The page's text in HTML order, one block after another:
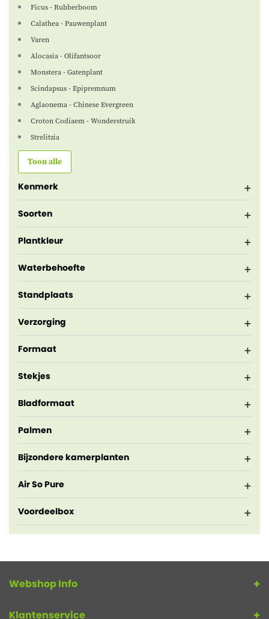
Ficus - Rubberboom
Calathea - Pauwenplant
Varen
Alocasia - Olifantsoor
Monstera - Gatenplant
Scindapsus - Epipremnum
Aglaonema - Chinese Evergreen
Croton Codiaem - Wonderstruik
Strelitzia
Toon alle
Kenmerk
Soorten
Plantkleur
Waterbehoefte
Standplaats
Verzorging
Formaat
Stekjes
Bladformaat
Palmen
Bijzondere kamerplanten
Air So Pure
Voordeelbox
Webshop Info
Klantenservice